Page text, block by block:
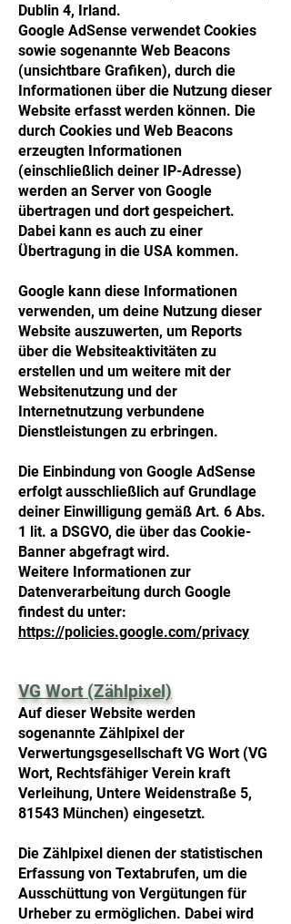
Dublin 4, Irland.
Google AdSense verwendet Cookies
sowie sogenannte Web Beacons
(unsichtbare Grafiken), durch die
Informationen über die Nutzung dieser
Website erfasst werden können. Die
durch Cookies und Web Beacons
erzeugten Informationen
(einschließlich deiner IP-Adresse)
werden an Server von Google
übertragen und dort gespeichert.
Dabei kann es auch zu einer
Übertragung in die USA kommen.
Google kann diese Informationen
verwenden, um deine Nutzung dieser
Website auszuwerten, um Reports
über die Websiteaktivitäten zu
erstellen und um weitere mit der
Websitenutzung und der
Internetnutzung verbundene
Dienstleistungen zu erbringen.
Die Einbindung von Google AdSense
erfolgt ausschließlich auf Grundlage
deiner Einwilligung gemäß Art. 6 Abs.
1 lit. a DSGVO, die über das Cookie-
Banner abgefragt wird.
Weitere Informationen zur
Datenverarbeitung durch Google
findest du unter:
https://policies.google.com/privacy
VG Wort (Zählpixel)
Auf dieser Website werden
sogenannte Zählpixel der
Verwertungsgesellschaft VG Wort (VG
Wort, Rechtsfähiger Verein kraft
Verleihung, Untere Weidenstraße 5,
81543 München) eingesetzt.
Die Zählpixel dienen der statistischen
Erfassung von Textabrufen, um die
Ausschüttung von Vergütungen für
Urheber zu ermöglichen. Dabei wird